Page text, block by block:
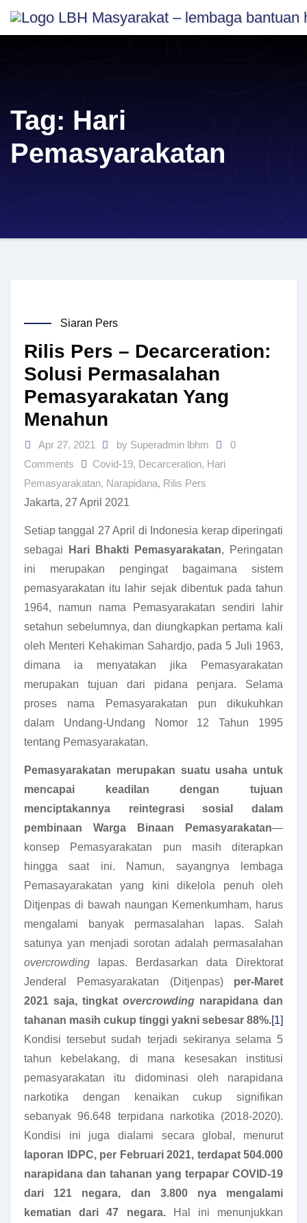
content
Skip
Tag: Hari
Pemasyarakatan
Siaran Pers
Rilis Pers – Decarceration:
Solusi Permasalahan
Pemasyarakatan Yang
Menahun
Apr 27, 2021 by Superadmin lbhm
0
Comments
Covid-19, Decarceration, Hari
Pemasyarakatan, Narapidana, Rilis Pers
Jakarta, 27 April 2021
Setiap tanggal 27 April di Indonesia kerap diperingati
sebagai
Hari Bhakti Pemasyarakatan, Peringatan
ini merupakan pengingat bagaimana sistem
pemasyarakatan itu lahir sejak dibentuk pada tahun
1964, namun nama Pemasyarakatan sendiri lahir
setahun sebelumnya, dan diungkapkan pertama kali
oleh Menteri Kehakiman Sahardjo, pada 5 Juli 1963,
dimana ia menyatakan jika Pemasyarakatan
merupakan tujuan dari pidana penjara. Selama
proses nama Pemasyarakatan pun dikukuhkan
dalam Undang-Undang Nomor 12 Tahun 1995
tentang Pemasyarakatan.
Pemasyarakatan merupakan suatu usaha untuk
mencapai keadilan dengan tujuan
menciptakannya reintegrasi sosial dalam
pembinaan Warga Binaan Pemasyarakatan—
konsep Pemasyarakatan pun masih diterapkan
hingga saat ini. Namun, sayangnya lembaga
Pemasayarakatan yang kini dikelola penuh oleh
Ditjenpas di bawah naungan Kemenkumham, harus
mengalami banyak permasalahan lapas. Salah
satunya yan menjadi sorotan adalah permasalahan
overcrowding
lapas. Berdasarkan data Direktorat
Jenderal Pemasyarakatan (Ditjenpas) per-Maret
2021 saja, tingkat overcrowding narapidana dan
tahanan masih cukup tinggi yakni sebesar 88%.[1]
Kondisi tersebut sudah terjadi sekiranya selama 5
tahun kebelakang, di mana kesesakan institusi
pemasyarakatan itu didominasi oleh narapidana
narkotika dengan kenaikan cukup signifikan
sebanyak 96.648 terpidana narkotika (2018-2020).
Kondisi ini juga dialami secara global, menurut
laporan IDPC, per Februari 2021, terdapat 504.000
narapidana dan tahanan yang terpapar COVID-19
dari 121 negara, dan 3.800 nya mengalami
kematian dari 47 negara.Hal ini menunjukkan